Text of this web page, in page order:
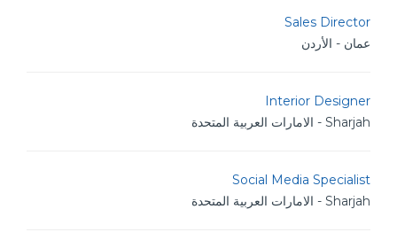
Sales Director
عمان - الأردن
Interior Designer
Sharjah - الامارات العربية المتحدة
Social Media Specialist
Sharjah - الامارات العربية المتحدة